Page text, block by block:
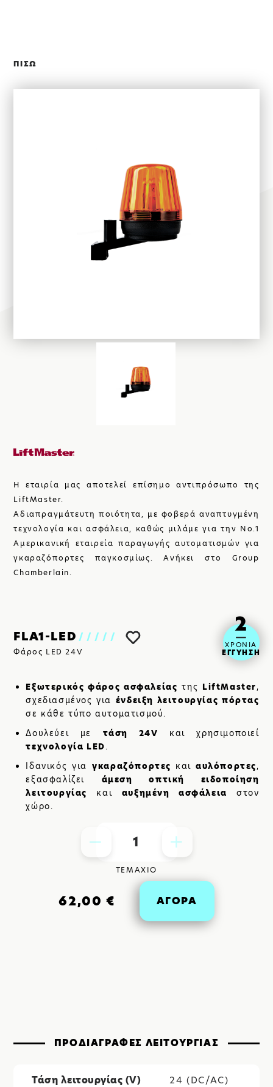
ΕΦΑΡΜΟΓΕΣ
ΑΛΟΥΜΙΝΙΟΥ
ΓΚΑΡΑΖΟΠΟΡΤΕΣ
SHOP
ΒΡΕΙΤΕ ΜΑΣ:
ΠΙΣΩ
Η εταιρία μας αποτελεί επίσημο αντιπρόσωπο της
LiftMaster.
Αδιαπραγμάτευτη ποιότητα, με φοβερά αναπτυγμένη
τεχνολογία και ασφάλεια, καθώς μιλάμε για την Νο.1
Αμερικανική εταιρεία παραγωγής αυτοματισμών για
γκαραζόπορτες παγκοσμίως. Ανήκει στο Group
Chamberlain.
FLA1-LED /////
Φάρος LED 24V
2
ΧΡΟΝΙΑ
ΕΓΓΥΗΣΗ
Εξωτερικός φάρος ασφαλείας της LiftMaster,
σχεδιασμένος για ένδειξη λειτουργίας πόρτας
σε κάθε τύπο αυτοματισμού.
Δουλεύει με τάση 24V και χρησιμοποιεί
τεχνολογία LED.
Ιδανικός γιαγκαραζόπορτες και αυλόπορτες,
εξασφαλίζει άμεση οπτική ειδοποίηση
λειτουργίας
και αυξημένη ασφάλεια στον
χώρο.
1
ΤΕΜΑΧΙΟ
62,00 € ΑΓΟΡΑ
ΠΡΟΔΙΑΓΡΑΦΕΣ ΛΕΙΤΟΥΡΓΙΑΣ
Τάση λειτουργίας (V) 24 (DC/AC)